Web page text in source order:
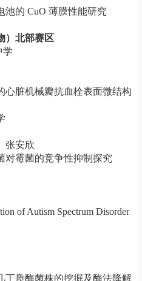
池的 CuO 薄膜性能研究
）北部赛区
学
心脏机械瓣抗血栓表面微结构
张安欣
对霉菌的竞争性抑制探究
of Autism Spectrum Disorder
丁质酶菌株的挖掘及酶法降解